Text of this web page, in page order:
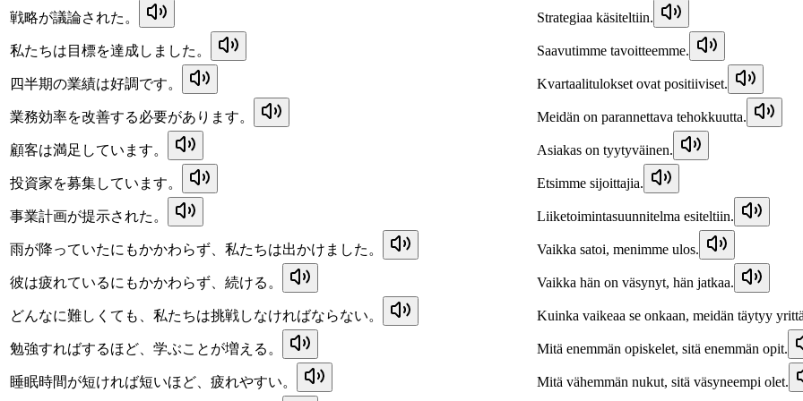
戦略が議論された。 Strategiaa käsiteltiin.
私たちは目標を達成しました。 Saavutimme tavoitteemme.
四半期の業績は好調です。 Kvartaalitulokset ovat positiiviset.
業務効率を改善する必要があります。 Meidän on parannettava tehokkuutta.
顧客は満足しています。 Asiakas on tyytyväinen.
投資家を募集しています。 Etsimme sijoittajia.
事業計画が提示された。 Liiketoimintasuunnitelma esiteltiin.
雨が降っていたにもかかわらず、私たちは出かけました。 Vaikka satoi, menimme ulos.
彼は疲れているにもかかわらず、続ける。 Vaikka hän on väsynyt, hän jatkaa.
どんなに難しくても、私たちは挑戦しなければならない。 Kuinka vaikeaa se onkaan, meidän täytyy
勉強すればするほど、学ぶことが増える。 Mitä enemmän opiskelet, sitä enemmän opit.
睡眠時間が短ければ短いほど、疲れやすい。 Mitä vähemmän nukut, sitä väsyneempi olet.